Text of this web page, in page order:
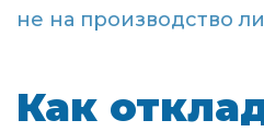
не на производство
Как